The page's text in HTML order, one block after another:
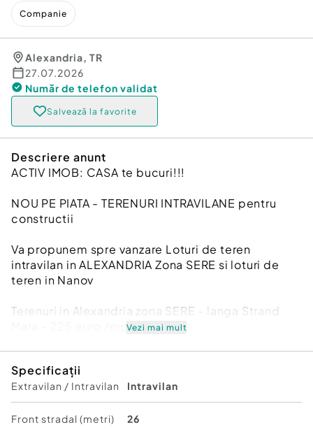
Companie
Alexandria, TR
27.07.2026
Număr de telefon validat
Salvează la favorite
Descriere anunt
ACTIV IMOB: CASA te bucuri!!!
NOU PE PIATA - TERENURI INTRAVILANE pentru
constructii
Va propunem spre vanzare Loturi de teren
intravilan in ALEXANDRIA Zona SERE si loturi de
teren in Nanov
Terenuri in Alexandria zona SERE - langa Strand
Mara - 225 euro /mp
(26mx20m) pe Str.Aleea MAGNOLIEI la 225 /euro
mp (pret pentru 1 teren 117000 euro)
-4 loturi de teren intravilan a cate 300 mp fiecare
Vezi mai mult
Specificații
Extravilan / Intravilan Intravilan
Front stradal (metri) 26